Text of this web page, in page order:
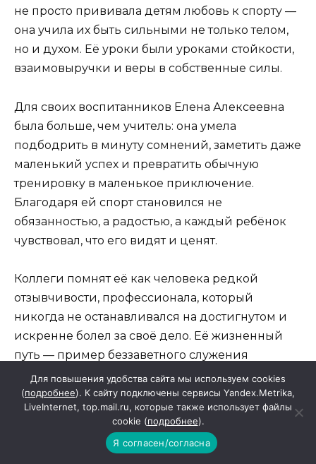
не просто прививала детям любовь к спорту —
она учила их быть сильными не только телом,
но и духом. Её уроки были уроками стойкости,
взаимовыручки и веры в собственные силы.
Для своих воспитанников Елена Алексеевна
была больше, чем учитель: она умела
подбодрить в минуту сомнений, заметить даже
маленький успех и превратить обычную
тренировку в маленькое приключение.
Благодаря ей спорт становился не
обязанностью, а радостью, а каждый ребёнок
чувствовал, что его видят и ценят.
Коллеги помнят её как человека редкой
отзывчивости, профессионала, который
никогда не останавливался на достигнутом и
искренне болел за своё дело. Её жизненный
путь — пример беззаветного служения
профессии и детям.
Мы всегда вспоминаем Елену Алексеевну
добрым словом и с благодарностью за всё, что
она сделала для своих учеников и для
Для повышения удобства сайта мы используем cookies
(подробнее). К сайту подключены сервисы Yandex.Metrika,
LiveInternet, top.mail.ru, которые также использует файлы
cookie (подробнее).
Я согласен/согласна